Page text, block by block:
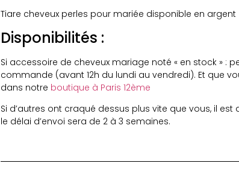
Tiare cheveux perles pour mariée disponible en argent
Disponibilités :
Si accessoire de cheveux mariage noté « en stock » :
commande (avant 12h du lundi au vendredi). Et que
dans notre boutique à Paris 12ème
Si d’autres ont craqué dessus plus vite que vous, il
le délai d’envoi sera de 2 à 3 semaines.